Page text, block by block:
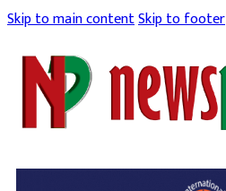
Skip to main contentSkip to footer